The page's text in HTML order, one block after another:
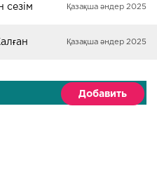
сезім Қазақша әндер 2025
Қазақша әндер 2025
Добавить